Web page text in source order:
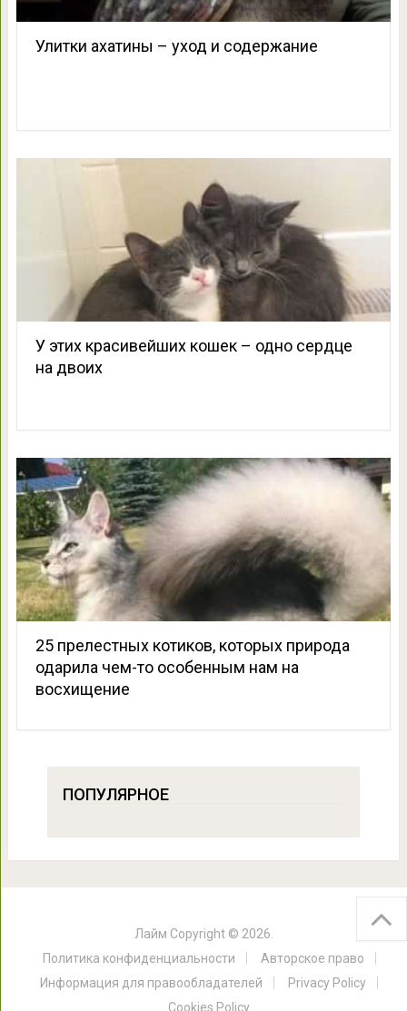
Улитки ахатины – уход и содержание
У этих красивейших кошек – одно сердце
на двоих
25 прелестных котиков, которых природа
одарила чем-то особенным нам на
восхищение
ПОПУЛЯРНОЕ
Лайм Copyright © 2026.
Политика конфиденциальности
Авторское право
Информация для правообладателей
Privacy Policy
Cookies Policy